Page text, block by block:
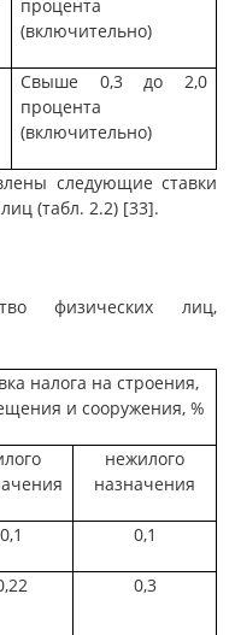
процента
(включительно)
Свыше 0,3 до 2,0
процента
(включительно)
следующие ставки
(табл. 2.2) [33].
физических лиц,
налога на строения,
и сооружения, %
нежилого
назначения
0,1 0,1
0,3